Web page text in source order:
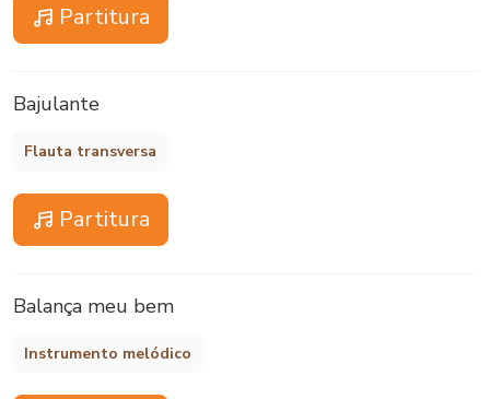
Partitura
Bajulante
Flauta transversa
Partitura
Balança meu bem
Instrumento melódico